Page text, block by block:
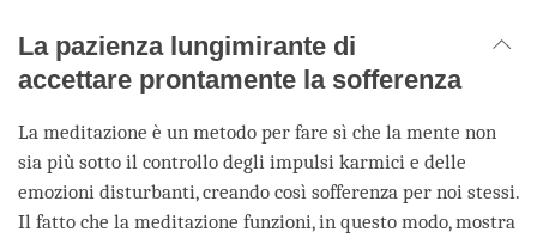
La pazienza lungimirante di
accettare prontamente la sofferenza
La meditazione è un metodo per fare sì che la mente non
sia più sotto il controllo degli impulsi karmici e delle
emozioni disturbanti, creando così sofferenza per noi stessi.
Il fatto che la meditazione funzioni, in questo modo, mostra